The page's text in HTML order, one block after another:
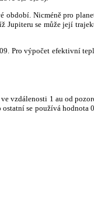
období. Nicméně pro
Jupiteru se může její
Pro výpočet efektivní
vzdálenosti 1 au od
ostatní se používá hodnota